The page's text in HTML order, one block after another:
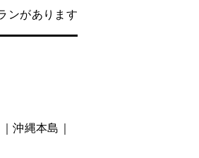
ンがあります
｜沖縄本島｜